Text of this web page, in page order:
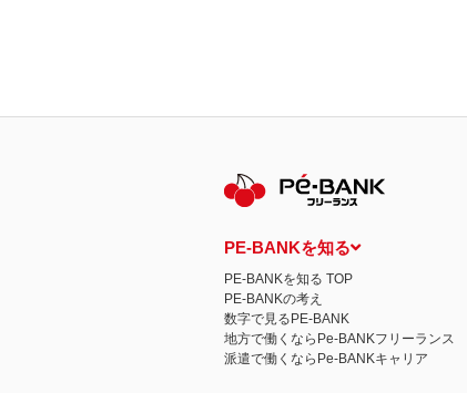
当社運営のウェブサイト訪問
取得した個人情報は法令等による
保有個人データの開示等および問い
開示等に応ずる窓口は、下記 個人
認定個人情報保護団体の名称および
苦情の解決の申出先
相談・苦情受付窓口
住所 〒108-0074 東京都港区高輪
TEL： 03-6311-7161 FAX： 03-
本人が容易に認識できない方法によ
当ウェブサイトでは、広告配信事業
心にあわせて広告を配信する広告手
別できるような情報は一切含まれて
PE-BANKを知る
PE-BANKを知る TOP
PE-BANKの考え
数字で見るPE-BANK
地方で働くならPe-BANKフリーランス
派遣で働くならPe-BANKキャリア